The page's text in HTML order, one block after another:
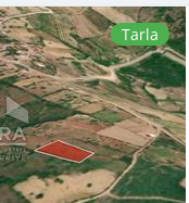
Tarla